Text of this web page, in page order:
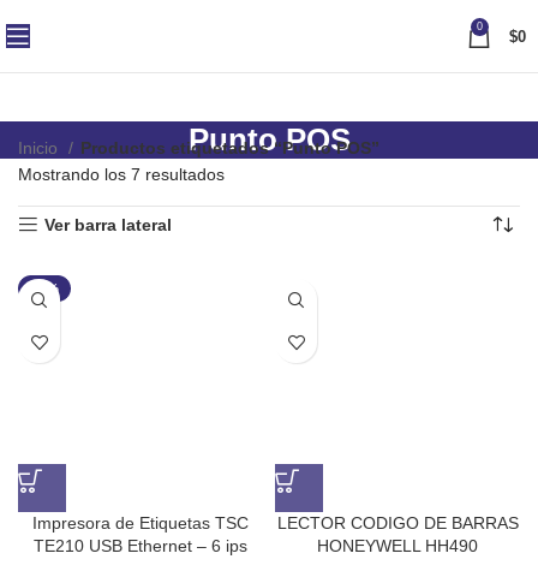
0
$0
Punto POS
Inicio
Productos etiquetados “Punto POS”
Mostrando los 7 resultados
Ver barra lateral
-20%
Impresora de Etiquetas TSC
TE210 USB Ethernet – 6 ips
LECTOR CODIGO DE BARRAS
HONEYWELL HH490